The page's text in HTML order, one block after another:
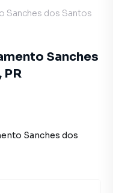
Sanches dos Santos
Sanches
PR
Sanches dos